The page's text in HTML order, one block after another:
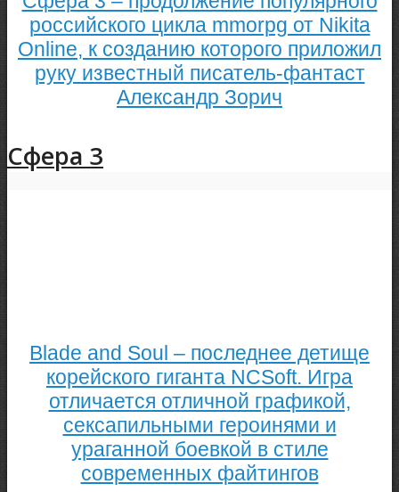
российского цикла mmorpg от Nikita
Online, к созданию которого приложил
руку известный писатель-фантаст
Александр Зорич
Сфера 3
Blade and Soul – последнее детище
корейского гиганта NCSoft. Игра
отличается отличной графикой,
сексапильными героинями и
ураганной боевкой в стиле
современных файтингов